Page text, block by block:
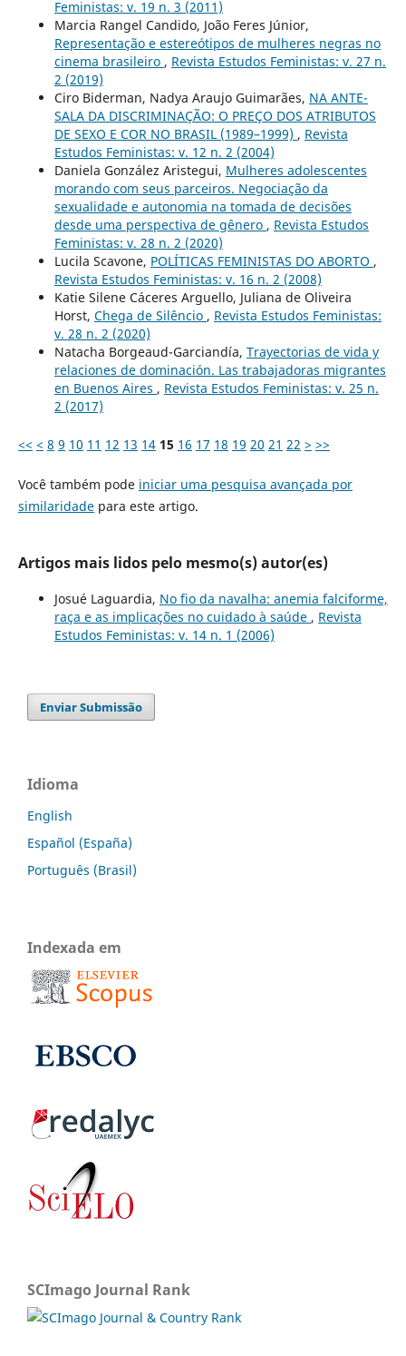
Feministas: v. 19 n. 3 (2011)
Marcia Rangel Candido, João Feres Júnior,
Representação e estereótipos de mulheres negras no
cinema brasileiro , Revista Estudos Feministas: v. 27 n.
2 (2019)
Ciro Biderman, Nadya Araujo Guimarães, NA ANTE-
SALA DA DISCRIMINAÇÃO: O PREÇO DOS ATRIBUTOS
DE SEXO E COR NO BRASIL (1989–1999) , Revista
Estudos Feministas: v. 12 n. 2 (2004)
Daniela González Aristegui, Mulheres adolescentes
morando com seus parceiros. Negociação da
sexualidade e autonomia na tomada de decisões
desde uma perspectiva de gênero , Revista Estudos
Feministas: v. 28 n. 2 (2020)
Lucila Scavone, POLÍTICAS FEMINISTAS DO ABORTO ,
Revista Estudos Feministas: v. 16 n. 2 (2008)
Katie Silene Cáceres Arguello, Juliana de Oliveira
Horst, Chega de Silêncio , Revista Estudos Feministas:
v. 28 n. 2 (2020)
Natacha Borgeaud-Garciandía, Trayectorias de vida y
relaciones de dominación. Las trabajadoras migrantes
en Buenos Aires , Revista Estudos Feministas: v. 25 n.
2 (2017)
<< < 8 9 10 11 12 13 14 15 16 17 18 19 20 21 22 > >>
Você também pode iniciar uma pesquisa avançada por
similaridadepara este artigo.
Artigos mais lidos pelo mesmo(s) autor(es)
Josué Laguardia, No fio da navalha: anemia falciforme,
raça e as implicações no cuidado à saúde , Revista
Estudos Feministas: v. 14 n. 1 (2006)
Enviar Submissão
Idioma
English
Español (España)
Português (Brasil)
Indexada em
SCImago Journal Rank